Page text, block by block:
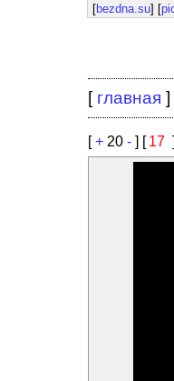
[bezdna.su] [
[ главная ]
[+ 20 - ] [ 17 ]